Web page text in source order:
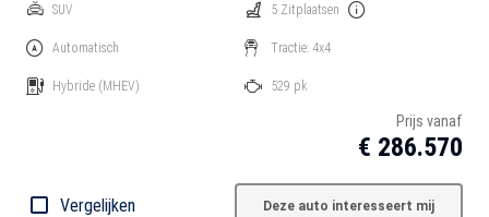
SUV
Automatisch
Hybride (MHEV)
5 Zitplaatsen
Tractie: 4x4
529 pk
Prijs vanaf
€ 286.570
Vergelijken Deze auto interesseert mij